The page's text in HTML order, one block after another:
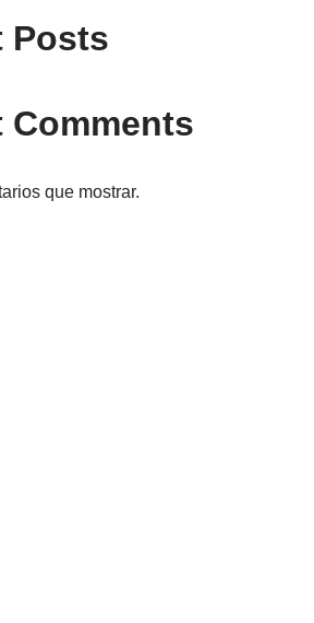
Posts
Comments
que mostrar.